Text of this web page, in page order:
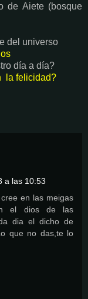
de Aiete (bosque
del universo
día a día?
la felicidad?
a las 10:53
en las meigas
el dios de las
dia el dicho de
que no das,te lo